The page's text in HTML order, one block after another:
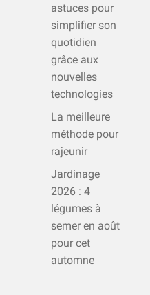
astuces pour
simplifier son
quotidien
grâce aux
nouvelles
technologies
La meilleure
méthode pour
rajeunir
Jardinage
2026 : 4
légumes à
semer en août
pour cet
automne